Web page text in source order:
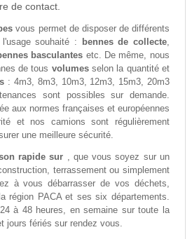
de contact.
vous permet de disposer de différents
souhaité :
bennes de collecte,
basculantes etc. De même, nous
de tous volumesselon la quantité et
: 4m3, 8m3, 10m3, 12m3, 15m3, 20m3
sont possibles sur demande.
aux normes françaises et européennes
et nos camions sont régulièrement
une meilleure sécurité.
rapide sur , que vous soyez sur un
terrassement ou simplement
à vous débarrasser de vos déchets,
région PACA et ses six départements.
à 48 heures, en semaine sur toute la
jours fériés sur rendez vous.